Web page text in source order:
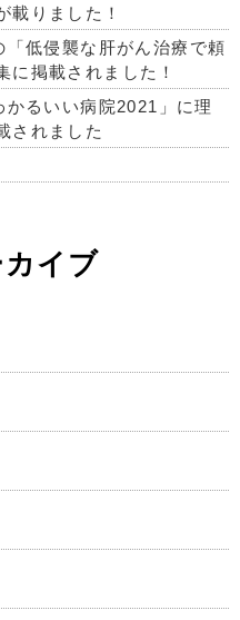
載りました！
低侵襲な肝がん治療で頼
に掲載されました！
るいい病院2021」に理
されました
イブ